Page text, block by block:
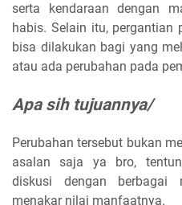
serta kendaraan dengan
habis. Selain itu, pergantian
bisa dilakukan bagi yang
atau ada perubahan pada
Apa sih tujuannya/
Perubahan tersebut bukan
asalan saja ya bro,
diskusi dengan berbagai
menakar nilai manfaatnya.